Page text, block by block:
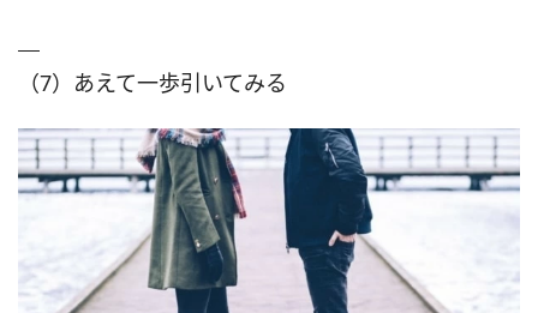
（7）あえて一歩引いてみる